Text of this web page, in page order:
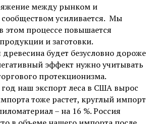
между рынком и
сообществом усиливается. Мы
этом процессе повышается
и заготовки.
будет безусловно дороже
эффект нужно учитывать
протекционизма.
наш экспорт леса в США вырос
тоже растет, круглый импорт
– на 16 %. Россия